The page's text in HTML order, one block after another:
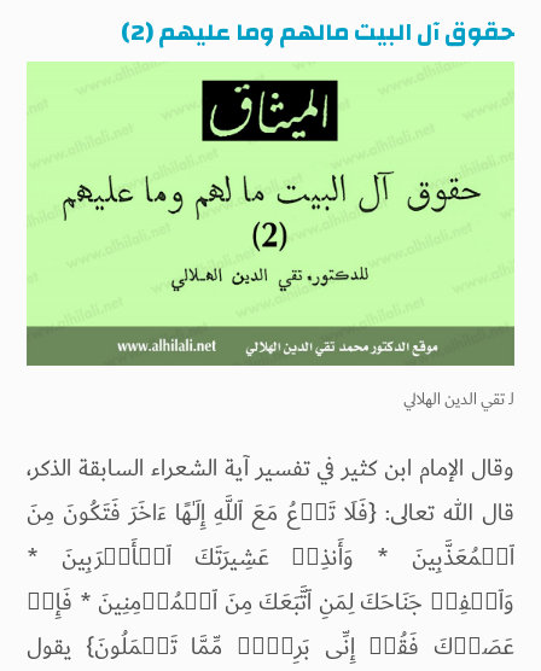
حقوق آل البيت مالهم وما عليهم (2)
لـتقي الدين الهلالي
وقال الإمام ابن كثير في تفسير آية الشعراء السابقة الذكر،
قال الله تعالى: {فَلَا تَدۡعُ مَعَ ٱللَّهِ إِلَـٰهًا ءَاخَرَ فَتَكُونَ مِنَ
ٱلۡمُعَذَّبِینَ * وَأَنذِرۡ عَشِیرَتَكَ ٱلۡأَقۡرَبِینَ *
وَٱخۡفِضۡ جَنَاحَكَ لِمَنِ ٱتَّبَعَكَ مِنَ ٱلۡمُؤۡمِنِینَ * فَإِنۡ
عَصَوۡكَ فَقُلۡ إِنِّی بَرِیۤءࣱ مِّمَّا تَعۡمَلُونَ} يقول